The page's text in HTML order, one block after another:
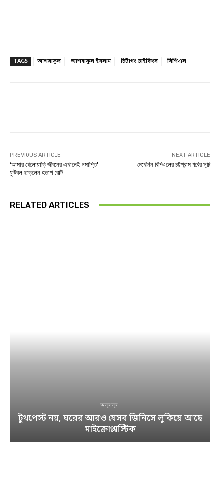
TAGS আশরাফুল আশরাফুল ইসলাম চিটাগং ভাইকিংস বিপিএল
PREVIOUS ARTICLE
‘আমার খেলোয়াড়ি জীবনের এখানেই সমাপ্তি’
ফুটবল ছাড়লেন হতাশ বোল্ট
NEXT ARTICLE
দেখেনিন বিপিএলের চট্টগ্রাম পর্বের সূচি
RELATED ARTICLES
অন্যান্য
টুথপেস্ট নয়, ঘরের আরও যেসব জিনিসে লুকিয়ে আছে
মাইক্রোপ্লাস্টিক